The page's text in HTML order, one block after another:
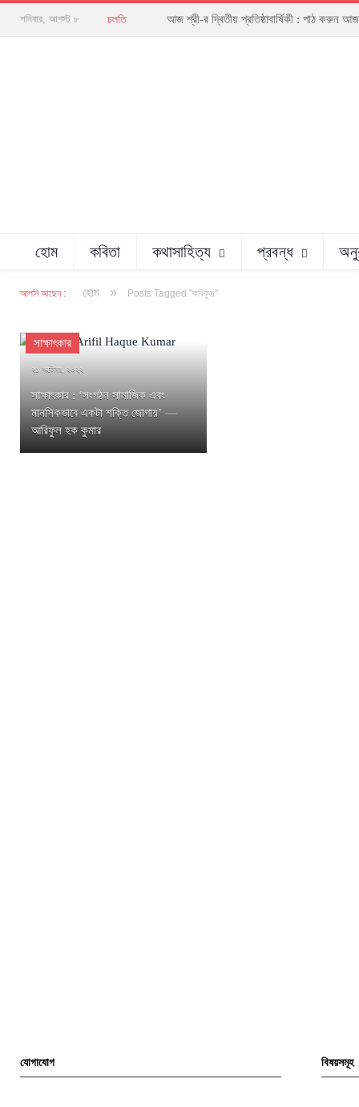
শনিবার, আগস্ট ৮ চলতি আজ শ্রী-র দ্বিতীয় প্রতিষ্ঠাবার্ষিকী : পাঠ করুন
হোম কবিতা কথাসাহিত্য প্রবন্ধ
আপনি আছেন : হোম » Posts Tagged "কবিকুঞ্জ"
সাক্ষাৎকার
২১ অক্টোবর, ২০২২
সাক্ষাৎকার : ‘সংগঠন সামাজিক এবং
মানসিকভাবে একটা শক্তি জোগায়’ —
আরিফুল হক কুমার
যোগাযোগ বিষয়সমূহ